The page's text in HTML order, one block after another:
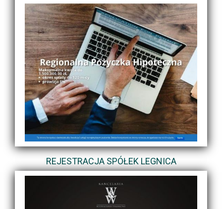
REJESTRACJA SPÓŁEK LEGNICA